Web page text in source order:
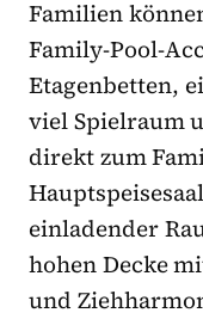
Familien
Family-Pool-
Etagenbetten,
viel Spielraum
direkt zum
einladender
hohen Decke
und